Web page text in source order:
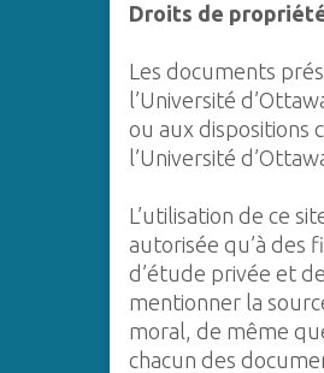
Droits de
Les documents
l’Université
ou aux dispositions
l’Université
L’utilisation de ce
autorisée qu’à des
d’étude privée et
mentionner la
moral, de même
chacun des